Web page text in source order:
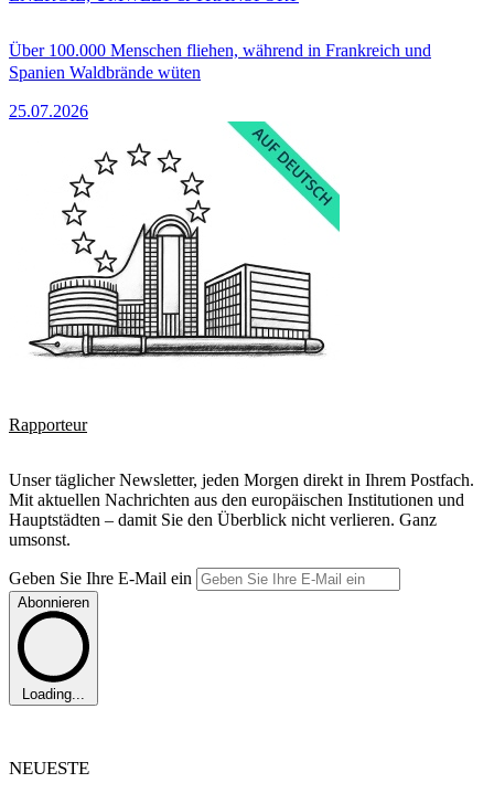
Über 100.000 Menschen fliehen, während in Frankreich und
Spanien Waldbrände wüten
25.07.2026
Rapporteur
Unser täglicher Newsletter, jeden Morgen direkt in Ihrem Postfach.
Mit aktuellen Nachrichten aus den europäischen Institutionen und
Hauptstädten – damit Sie den Überblick nicht verlieren. Ganz
umsonst.
Geben Sie Ihre E-Mail ein
Abonnieren
Loading...
NEUESTE